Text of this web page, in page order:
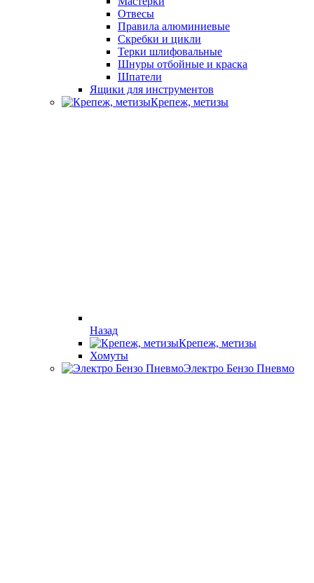
Отвесы
Правила алюминиевые
Скребки и цикли
Терки шлифовальные
Шнуры отбойные и краска
Шпатели
Ящики для инструментов
Крепеж, метизы
Назад
Крепеж, метизы
Хомуты
Электро Бензо Пневмо